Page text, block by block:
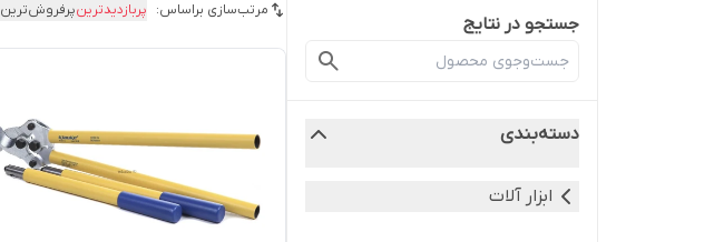
جستجو در نتایج
دسته‌بندی
ابزار آلات
مرتب‌سازی براساس: پربازدیدترینپرفروش‌ترین